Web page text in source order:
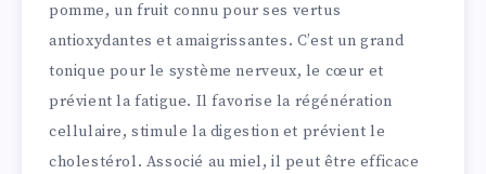
pomme, un fruit connu pour ses vertus
antioxydantes et amaigrissantes. C’est un grand
tonique pour le système nerveux, le cœur et
prévient la fatigue. Il favorise la régénération
cellulaire, stimule la digestion et prévient le
cholestérol. Associé au miel, il peut être efficace